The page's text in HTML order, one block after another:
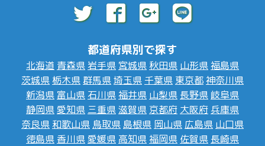
都道府県別で探す
北海道 青森県 岩手県 宮城県 秋田県 山形県福島県
茨城県 栃木県群馬県埼玉県 千葉県 東京都神奈川県
新潟県 富山県 石川県福井県 山梨県 長野県 岐阜県
静岡県愛知県 三重県滋賀県 京都府 大阪府 兵庫県
奈良県 和歌山県 鳥取県 島根県 岡山県 広島県 山口県
徳島県 香川県愛媛県 高知県福岡県 佐賀県 長崎県